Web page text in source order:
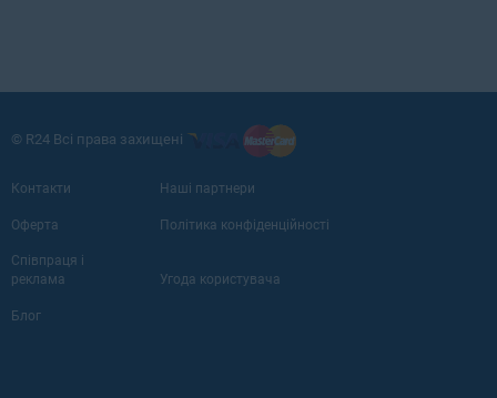
© R24 Всі права захищені
Контакти Наші партнери
Оферта Політика конфіденційності
Співпраця і
реклама
Угода користувача
Блог